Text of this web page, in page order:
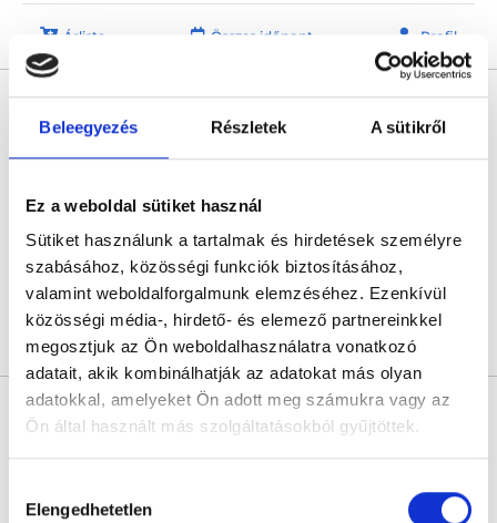
Beleegyezés Részletek A sütikről
Ez a weboldal sütiket használ
Sütiket használunk a tartalmak és hirdetések személyre
szabásához, közösségi funkciók biztosításához,
valamint weboldalforgalmunk elemzéséhez. Ezenkívül
közösségi média-, hirdető- és elemező partnereinkkel
megosztjuk az Ön weboldalhasználatra vonatkozó
adatait, akik kombinálhatják az adatokat más olyan
adatokkal, amelyeket Ön adott meg számukra vagy az
Ön által használt más szolgáltatásokból gyűjtöttek.
szabályzat:https://foglaljorvost.hu/info/foglaljorvost-
kiválasztása
Elengedhetetlen
Árlista Összes időpont Profil
Dr. Zinner Balázs
Nőgyógyász
5.0
2227 értékelés
Budapest, V. kerület, Deák Ferenc u. 23., 2. em.
Következő időpont:szeptember 03.
Árlista Összes időpont
Dr. Mészáros Márta
Nőgyógyász
5.0
2 értékelés